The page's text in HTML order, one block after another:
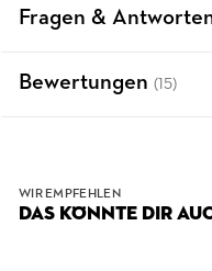
Fragen &
Bewertungen (15)
WIR EMPFEHLEN
DAS KÖNNTE DIR